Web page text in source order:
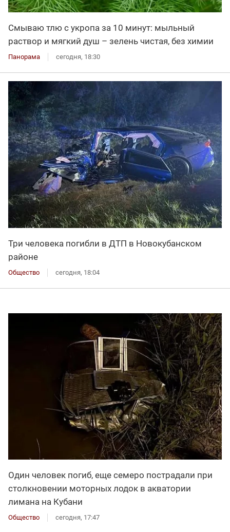
Смываю тлю с укропа за 10 минут: мыльный
раствор и мягкий душ – зелень чистая, без химии
Панорама сегодня, 18:30
Три человека погибли в ДТП в Новокубанском
районе
Общество сегодня, 18:04
Один человек погиб, еще семеро пострадали при
столкновении моторных лодок в акватории
лимана на Кубани
Общество сегодня, 17:47